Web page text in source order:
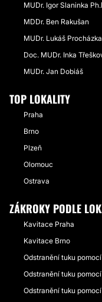
MUDr. Igor Slaninka
MDDr. Ben Rakušan
MUDr. Lukáš Procházka
Doc. MUDr. Inka
MUDr. Jan Dobiáš
TOP LOKALITY
Praha
Brno
Plzeň
Olomouc
Ostrava
ZÁKROKY PODLE
Kavitace Praha
Kavitace Brno
Odstranění tuku
Odstranění tuku
Odstranění tuku